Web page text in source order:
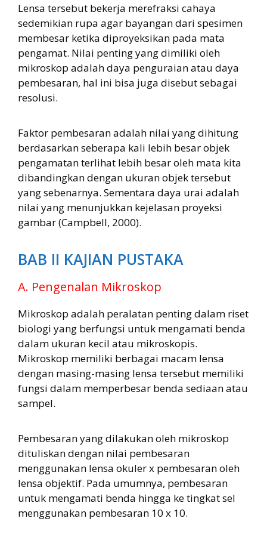
Lensa tersebut bekerja merefraksi cahaya
sedemikian rupa agar bayangan dari spesimen
membesar ketika diproyeksikan pada mata
pengamat. Nilai penting yang dimiliki oleh
mikroskop adalah daya penguraian atau daya
pembesaran, hal ini bisa juga disebut sebagai
resolusi.
Faktor pembesaran adalah nilai yang dihitung
berdasarkan seberapa kali lebih besar objek
pengamatan terlihat lebih besar oleh mata kita
dibandingkan dengan ukuran objek tersebut
yang sebenarnya. Sementara daya urai adalah
nilai yang menunjukkan kejelasan proyeksi
gambar (Campbell, 2000).
BAB II KAJIAN PUSTAKA
A. Pengenalan Mikroskop
Mikroskop adalah peralatan penting dalam riset
biologi yang berfungsi untuk mengamati benda
dalam ukuran kecil atau mikroskopis.
Mikroskop memiliki berbagai macam lensa
dengan masing-masing lensa tersebut memiliki
fungsi dalam memperbesar benda sediaan atau
sampel.
Pembesaran yang dilakukan oleh mikroskop
dituliskan dengan nilai pembesaran
menggunakan lensa okuler x pembesaran oleh
lensa objektif. Pada umumnya, pembesaran
untuk mengamati benda hingga ke tingkat sel
menggunakan pembesaran 10 x 10.